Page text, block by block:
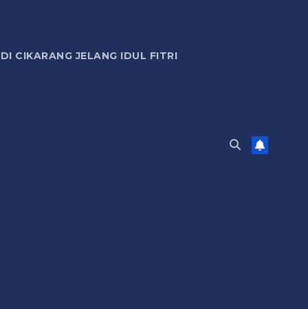
CIKARANG JELANG IDUL FITRI